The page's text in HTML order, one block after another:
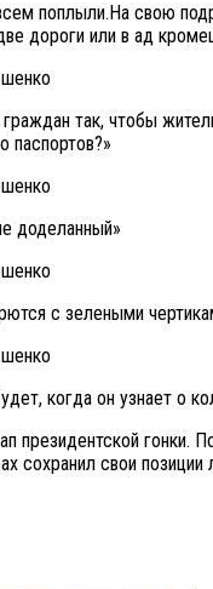
поплыли.На свою
дороги или в ад
так, чтобы
паспортов?»
доделанный»
с зелеными
когда он узнает о
президентской
сохранил свои позиции